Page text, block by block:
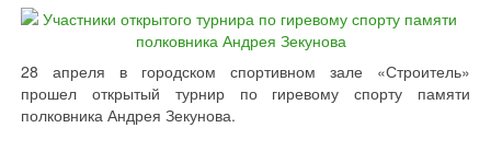
28 апреля в городском спортивном зале «Строитель»
прошел открытый турнир по гиревому спорту памяти
полковника Андрея Зекунова.